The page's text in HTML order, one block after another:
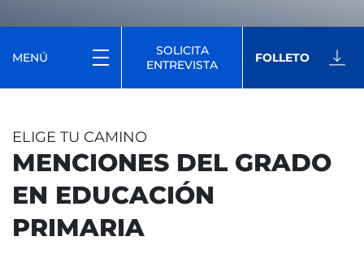
MENÚ
SOLICITA
ENTREVISTA
FOLLETO
ELIGE TU CAMINO
MENCIONES DEL GRADO
EN EDUCACIÓN
PRIMARIA